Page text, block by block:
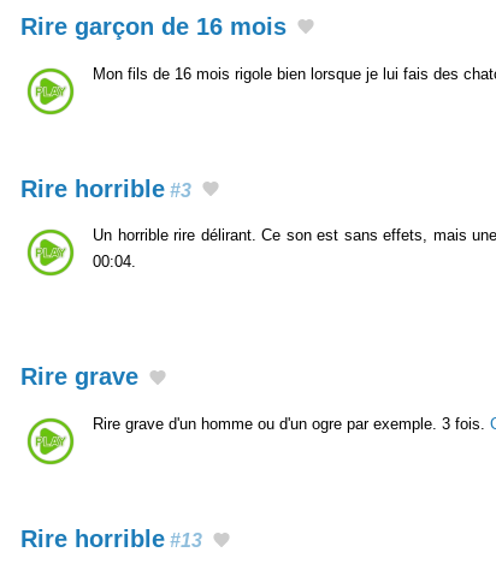
Rire garçon de 16 mois
Mon fils de 16 mois rigole bien lorsque je lui fais des
Rire horrible #3
Un horrible rire délirant. Ce son est sans effets, mais
00:04.
Rire grave
Rire grave d'un homme ou d'un ogre par exemple. 3 fois.
Rire horrible #13